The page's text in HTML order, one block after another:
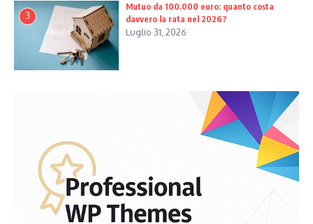
3
Mutuo da 100.000 euro: quanto costa
davvero la rata nel 2026?
Luglio 31, 2026